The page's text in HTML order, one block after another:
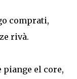
comprati,
rivà.
piange el core,